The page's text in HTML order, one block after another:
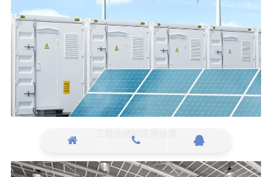
工商业储能应用场景